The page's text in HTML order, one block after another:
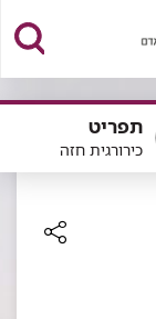
תפריט
כירורגית חזה